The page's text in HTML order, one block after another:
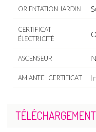
ORIENTATION JARDIN
CERTIFICAT
ÉLECTRICITÉ
ASCENSEUR
AMIANTE - CERTIFICAT